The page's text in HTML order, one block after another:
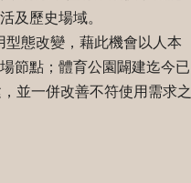
及歷史場域。
態改變，藉此機會以人本
節點；體育公園闢建迄今已
並一併改善不符使用需求之